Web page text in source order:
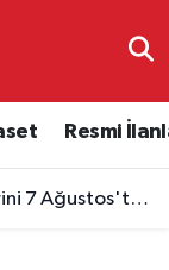
Resmi
Başlatıyor
santral projesi